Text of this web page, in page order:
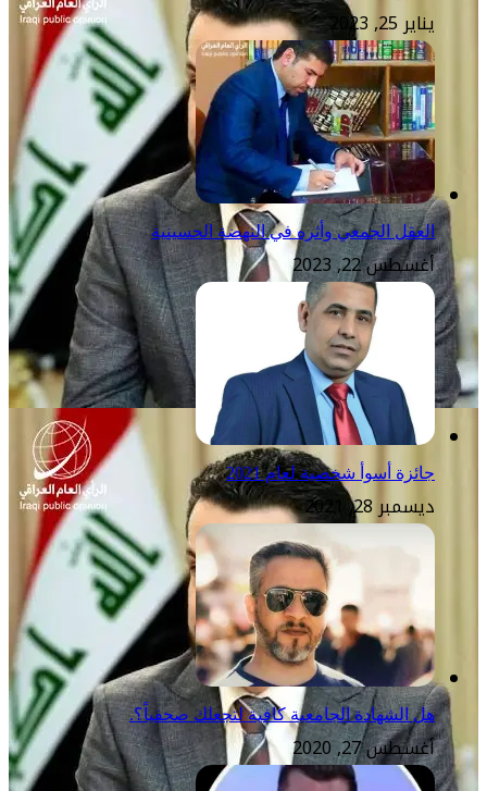
يناير 25, 2023
العقل الجمعي وأثره في النهضة الحسينية
أغسطس 22, 2023
جائزة أسوأ شخصية لعام 2021
ديسمبر 28, 2021
هل الشهادة الجامعية كافية لتجعلك صحفياً؟.
أغسطس 27, 2020